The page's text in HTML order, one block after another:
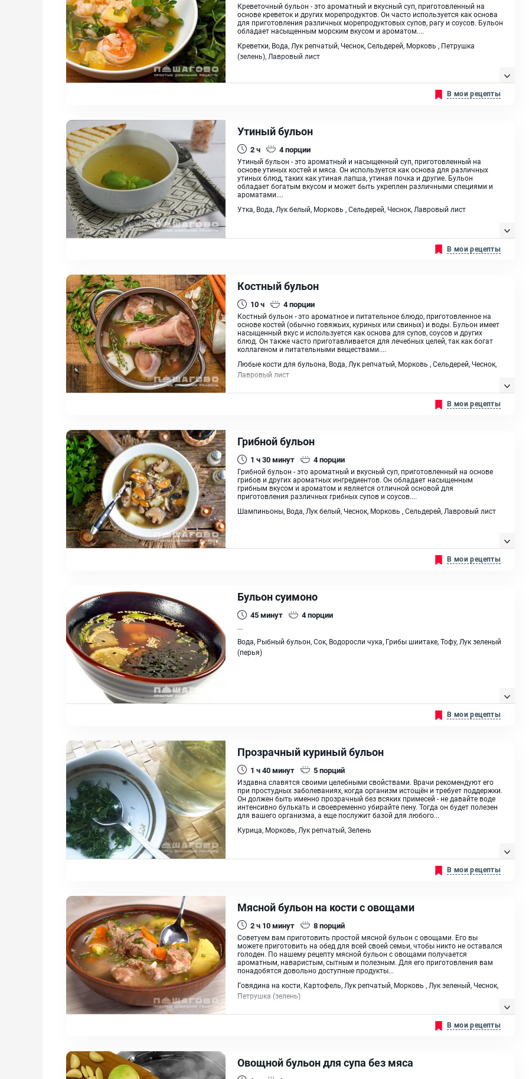
Креветочный бульон - это ароматный и вкусный суп, приготовленный на
основе креветок и других морепродуктов. Он часто используется как основа
для приготовления различных морепродуктовых супов, рагу и соусов. Бульон
обладает насыщенным морским вкусом и ароматом....
Креветки, Вода, Лук репчатый, Чеснок, Сельдерей, Морковь , Петрушка
(зелень), Лавровый лист
В мои рецепты
Утиный бульон
2 ч 4порции
Утиный бульон - это ароматный и насыщенный суп, приготовленный на
основе утиных костей и мяса. Он используется как основа для различных
утиных блюд, таких как утиная лапша, утиная почка и другие. Бульон
обладает богатым вкусом и может быть укреплен различными специями и
ароматами....
Утка, Вода, Лук белый, Морковь , Сельдерей, Чеснок, Лавровый лист
В мои рецепты
Костный бульон
10 ч 4порции
Костный бульон - это ароматное и питательное блюдо, приготовленное на
основе костей (обычно говяжьих, куриных или свиных) и воды. Бульон имеет
насыщенный вкус и используется как основа для супов, соусов и других
блюд. Он также часто приготавливается для лечебных целей, так как богат
коллагеном и питательными веществами....
Любые кости для бульона, Вода, Лук репчатый, Морковь , Сельдерей, Чеснок,
Лавровый лист
В мои рецепты
Грибной бульон
1 ч 30минут 4порции
Грибной бульон - это ароматный и вкусный суп, приготовленный на основе
грибов и других ароматных ингредиентов. Он обладает насыщенным
грибным вкусом и ароматом и является отличной основой для
приготовления различных грибных супов и соусов....
Шампиньоны, Вода, Лук белый, Чеснок, Морковь , Сельдерей, Лавровый лист
В мои рецепты
Бульон суимоно
45минут 4порции
...
Вода, Рыбный бульон, Сок, Водоросли чука, Грибы шиитаке, Тофу, Лук зеленый
(перья)
В мои рецепты
Прозрачный куриный бульон
1 ч 40минут 5порций
Издавна славятся своими целебными свойствами. Врачи рекомендуют его
при простудных заболеваниях, когда организм истощён и требует поддержки.
Он должен быть именно прозрачный без всяких примесей - не давайте воде
интенсивно булькать и своевременно убирайте пену. Тогда он будет полезен
для вашего организма, а еще послужит базой для любого...
Курица, Морковь, Лук репчатый, Зелень
В мои рецепты
Мясной бульон на кости с овощами
2 ч 10минут 8порций
Советуем вам приготовить простой мясной бульон с овощами. Его вы
можете приготовить на обед для всей своей семьи, чтобы никто не оставался
голоден. По нашему рецепту мясной бульон с овощами получается
ароматным, наваристым, сытным и полезным. Для его приготовления вам
понадобятся довольно доступные продукты...
Говядина на кости, Картофель, Лук репчатый, Морковь , Лук зеленый, Чеснок,
Петрушка (зелень)
В мои рецепты
Овощной бульон для супа без мяса